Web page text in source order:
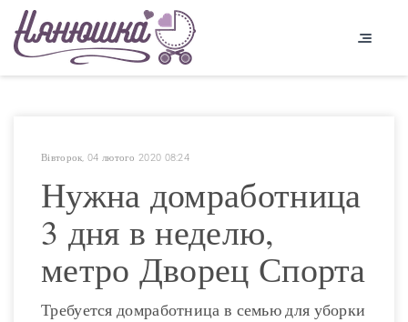
Вівторок, 04 лютого 2020 08:24
Нужна домработница
3 дня в неделю,
метро Дворец Спорта
Требуется домработница в семью для уборки